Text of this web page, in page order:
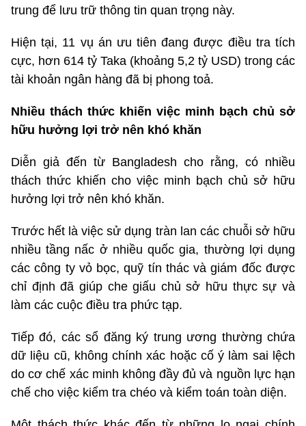
trung để lưu trữ thông tin quan trọng này.
Hiện tại, 11 vụ án ưu tiên đang được điều tra tích
cực, hơn 614 tỷ Taka (khoảng 5,2 tỷ USD) trong các
tài khoản ngân hàng đã bị phong toả.
Nhiều thách thức khiến việc minh bạch chủ sở
hữu hưởng lợi trở nên khó khăn
Diễn giả đến từ Bangladesh cho rằng, có nhiều
thách thức khiến cho việc minh bạch chủ sở hữu
hưởng lợi trở nên khó khăn.
Trước hết là việc sử dụng tràn lan các chuỗi sở hữu
nhiều tầng nấc ở nhiều quốc gia, thường lợi dụng
các công ty vỏ bọc, quỹ tín thác và giám đốc được
chỉ định đã giúp che giấu chủ sở hữu thực sự và
làm các cuộc điều tra phức tạp.
Tiếp đó, các sổ đăng ký trung ương thường chứa
dữ liệu cũ, không chính xác hoặc cố ý làm sai lệch
do cơ chế xác minh không đầy đủ và nguồn lực hạn
chế cho việc kiểm tra chéo và kiểm toán toàn diện.